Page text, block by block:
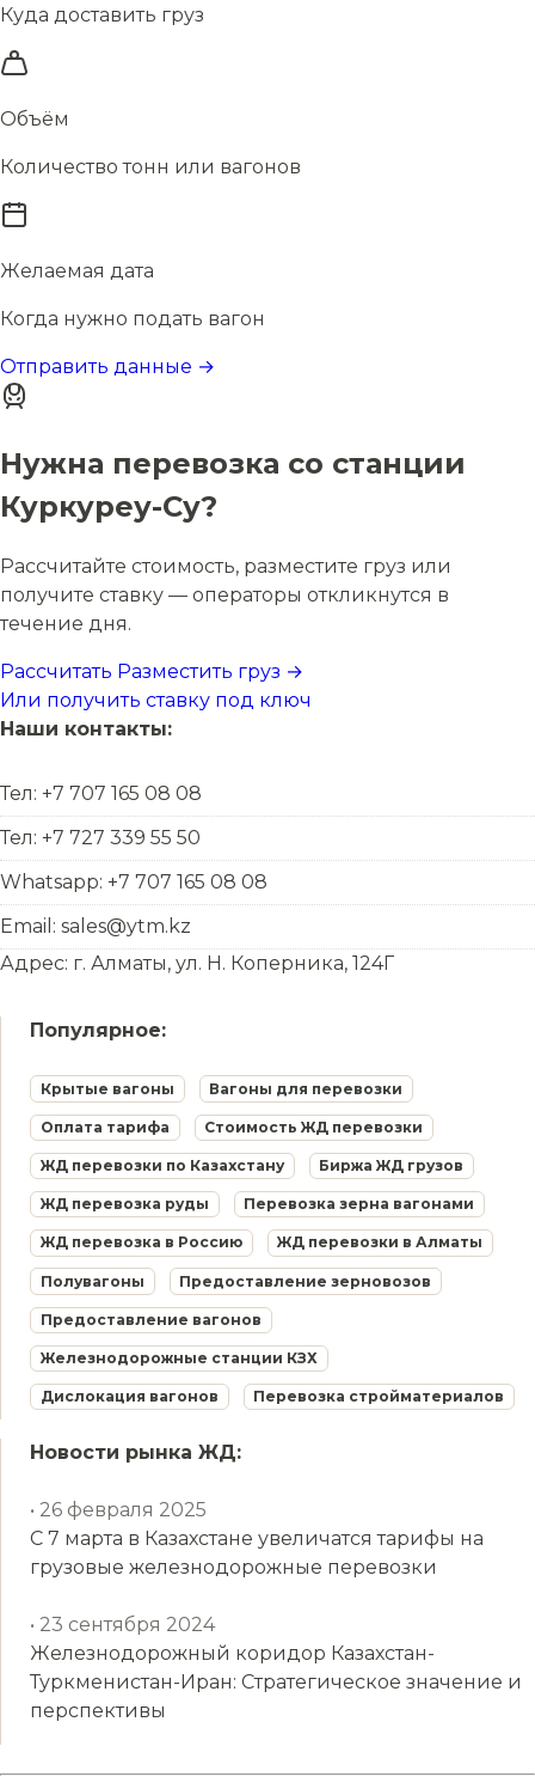
Куда доставить груз
Объём
Количество тонн или вагонов
Желаемая дата
Когда нужно подать вагон
Отправить данные →
Нужна перевозка со станции
Куркуреу-Су?
Рассчитайте стоимость, разместите груз или
получите ставку — операторы откликнутся в
течение дня.
Рассчитать Разместить груз →
Или получить ставку под ключ
Наши контакты:
Тел: +7 707 165 08 08
Тел: +7 727 339 55 50
Whatsapp: +7 707 165 08 08
Email: sales@ytm.kz
Адрес: г. Алматы, ул. Н. Коперника, 124Г
Популярное:
Крытые вагоны Вагоны для перевозки
Оплата тарифа Стоимость ЖД перевозки
ЖД перевозки по Казахстану Биржа ЖД грузов
ЖД перевозка руды Перевозка зерна вагонами
ЖД перевозка в Россию ЖД перевозки в Алматы
Полувагоны Предоставление зерновозов
Предоставление вагонов
Железнодорожные станции КЗХ
Дислокация вагонов Перевозка стройматериалов
Новости рынка ЖД:
• 26 февраля 2025
С 7 марта в Казахстане увеличатся тарифы на
грузовые железнодорожные перевозки
• 23 сентября 2024
Железнодорожный коридор Казахстан-
Туркменистан-Иран: Стратегическое значение и
перспективы